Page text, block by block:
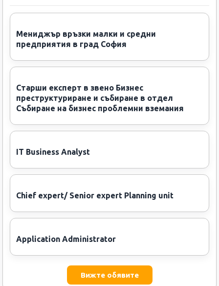
Мениджър връзки малки и средни
предприятия в град София
Старши експерт в звено Бизнес
преструктуриране и събиране в отдел
Събиране на бизнес проблемни вземания
IT Business Analyst
Chief expert/ Senior expert Planning unit
Application Administrator
Вижте обявите